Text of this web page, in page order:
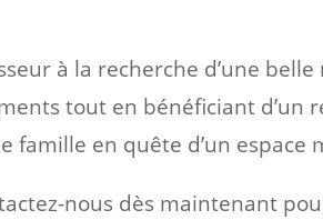
à la recherche d’une
tout en bénéficiant
famille en quête d’un espace
nous dès maintenant